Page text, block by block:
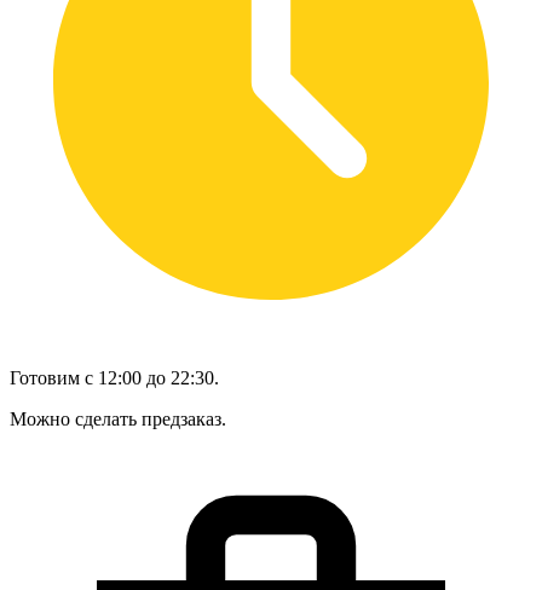
Готовим с 12:00 до 22:30.
Можно сделать предзаказ.